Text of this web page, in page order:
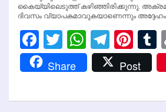
കൈയ്യിലെടുത്ത് കഴിഞ്ഞിരിക്കുന്നു.
ദിവസം വ്യാപകമാവുകയാണെന്നും
Facebook
Twitter
WhatsApp
Share Post